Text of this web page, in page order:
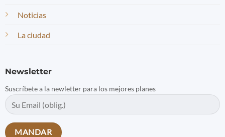
Noticias
La ciudad
Newsletter
Suscríbete a la newletter para los mejores planes